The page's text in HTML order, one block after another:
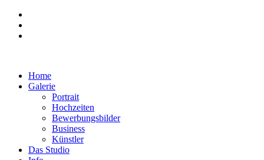
Home
Galerie
Portrait
Hochzeiten
Bewerbungsbilder
Business
Künstler
Das Studio